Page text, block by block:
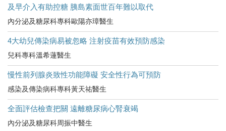
及早介入有助控糖 胰島素面世百年難以取代
內分泌及糖尿科專科歐陽亦璋醫生
4大幼兒傳染病易被忽略 注射疫苗有效預防感染
兒科專科溫希蓮醫生
慢性前列腺炎致性功能障礙 安全性行為可預防
感染及傳染病科專科黃天祐醫生
全面評估檢查把關 遠離糖尿病心腎衰竭
內分泌及糖尿科周振中醫生